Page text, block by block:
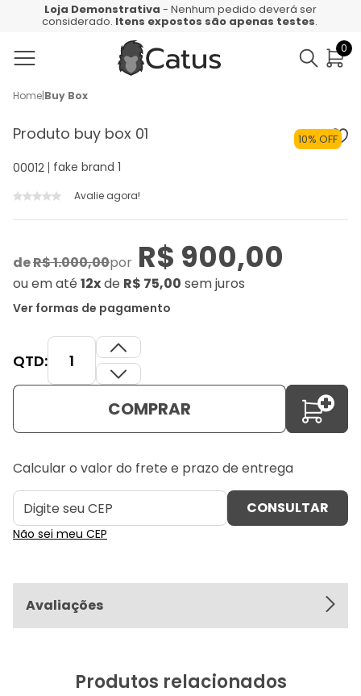
Loja Demonstrativa - Nenhum pedido deverá ser
considerado. Itens expostos são apenas testes.
0
Home|Buy Box
10% OFF
Produto buy box 01
00012 fake brand 1
Avalie agora!
deR$ 1.000,00por R$ 900,00
ouem até 12xde R$ 75,00 sem juros
Ver formas de pagamento
QTD:
COMPRAR
Calcular o valor do frete e prazo de entrega
Não sei meu CEP
Avaliações
Produtos relacionados